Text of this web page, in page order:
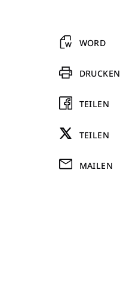
WORD
DRUCKEN
TEILEN
TEILEN
MAILEN